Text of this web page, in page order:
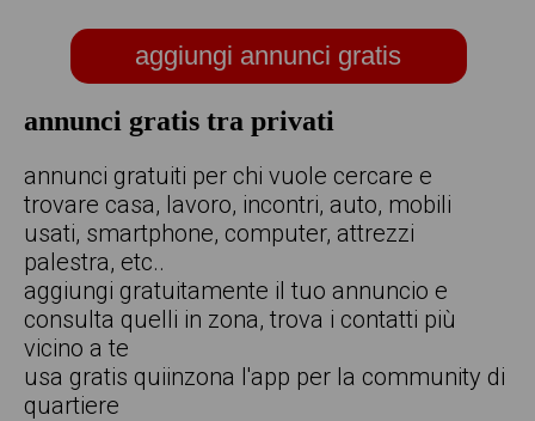
aggiungi annunci gratis
annunci gratis tra privati
annunci gratuiti per chi vuole cercare e
trovare casa, lavoro, incontri, auto, mobili
usati, smartphone, computer, attrezzi
palestra, etc..
aggiungi gratuitamente il tuo annuncio e
consulta quelli in zona, trova i contatti più
vicino a te
usa gratis quiinzona l'app per la community di
quartiere